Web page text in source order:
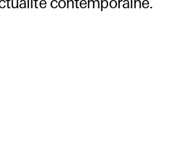
contemporaine.